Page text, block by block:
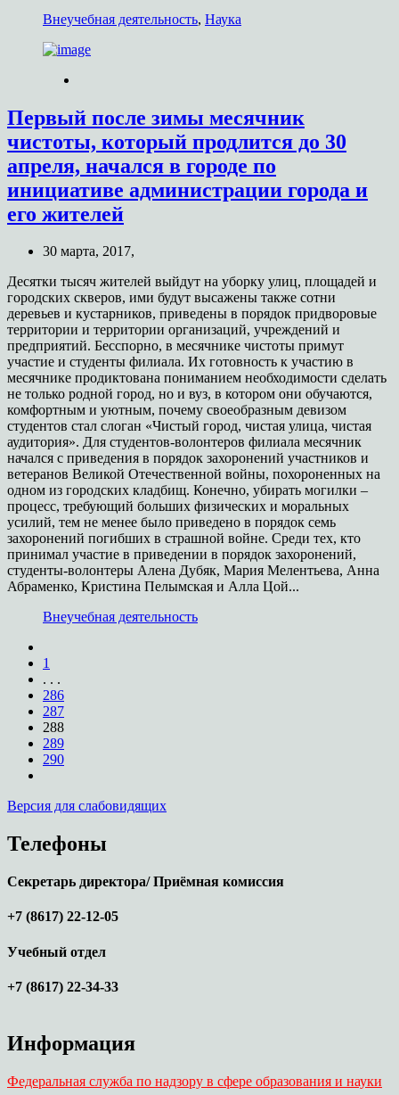
Внеучебная деятельность, Наука
Первый после зимы месячник
чистоты, который продлится до 30
апреля, начался в городе по
инициативе администрации города и
его жителей
30 марта, 2017,
Десятки тысяч жителей выйдут на уборку улиц, площадей и
городских скверов, ими будут высажены также сотни
деревьев и кустарников, приведены в порядок придворовые
территории и территории организаций, учреждений и
предприятий. Бесспорно, в месячнике чистоты примут
участие и студенты филиала. Их готовность к участию в
месячнике продиктована пониманием необходимости сделать
не только родной город, но и вуз, в котором они обучаются,
комфортным и уютным, почему своеобразным девизом
студентов стал слоган «Чистый город, чистая улица, чистая
аудитория». Для студентов-волонтеров филиала месячник
начался с приведения в порядок захоронений участников и
ветеранов Великой Отечественной войны, похороненных на
одном из городских кладбищ. Конечно, убирать могилки –
процесс, требующий больших физических и моральных
усилий, тем не менее было приведено в порядок семь
захоронений погибших в страшной войне. Среди тех, кто
принимал участие в приведении в порядок захоронений,
студенты-волонтеры Алена Дубяк, Мария Мелентьева, Анна
Абраменко, Кристина Пелымская и Алла Цой...
Внеучебная деятельность
1
. . .
286
287
288
289
290
Версия для слабовидящих
Телефоны
Секретарь директора/ Приёмная комиссия
+7 (8617) 22-12-05
Учебный отдел
+7 (8617) 22-34-33
Информация
Федеральная служба по надзору в сфере образования и науки